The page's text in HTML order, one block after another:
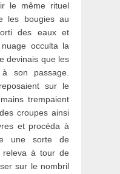
le même rituel
les bougies au
des eaux et
occulta la
devinais que les
à son passage.
sur le
trempaient
croupes ainsi
et procéda à
une sorte de
releva à tour de
sur le nombril